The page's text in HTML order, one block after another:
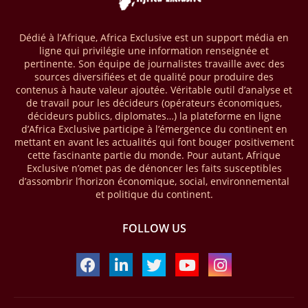
gazière a été enregistrée via le puits d’exploration A1-69/02 situé dans
le groupe Sonatrach ont affiché 13 millions de pieds cubes de gaz par
jour et 327 barils de condensats.
04/04/26 BASSIN DU CONGO
La Banque mondiale a approuvé un projet d’envergure visant à
transformer les économies forestières en Afrique centrale. Baptisé «
Programme pour des économies forestières durables du Bassin du
Congo » (SCBFEP), il mobilise 1,02 milliard $, dont une première
phase de 394,83 millions de dollars. C’est ce qu’indique l’institution
dans un communiqué publié mercredi 1er avril. Cette première phase
vise à améliorer la gestion forestière, renforcer les chaînes de valeur
seront placés sous gestion durable.
AFRIQUE - MOBILE MONEY
Dédié à l’Afrique, Africa Exclusive est un support média en
ligne qui privilégie une information renseignée et
pertinente. Son équipe de journalistes travaille avec des
sources diversifiées et de qualité pour produire des
contenus à haute valeur ajoutée. Véritable outil d’analyse et
de travail pour les décideurs (opérateurs économiques,
décideurs publics, diplomates…) la plateforme en ligne
d’Africa Exclusive participe à l’émergence du continent en
mettant en avant les actualités qui font bouger positivement
cette fascinante partie du monde. Pour autant, Afrique
Exclusive n’omet pas de dénoncer les faits susceptibles
d’assombrir l’horizon économique, social, environnemental
et politique du continent.
FOLLOW US